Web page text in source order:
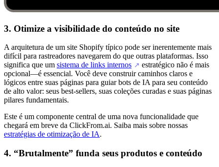
3. Otimize a visibilidade do conteúdo no site
A arquitetura de um site Shopify típico pode ser inerentemente mais
difícil para rastreadores navegarem do que outras plataformas. Isso
significa que um sistema de links internos ↗ estratégico não é mais
opcional—é essencial. Você deve construir caminhos claros e
lógicos entre suas páginas para guiar bots de IA para seu conteúdo
de alto valor: seus best-sellers, suas coleções curadas e suas páginas
pilares fundamentais.
Este é um componente central de uma nova funcionalidade que
chegará em breve da ClickFrom.ai. Saiba mais sobre nossas
estratégias de otimização de IA.
4. “Brutalmente” funda seus produtos e conteúdo